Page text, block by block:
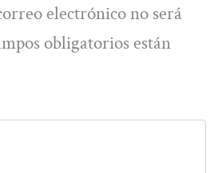
electrónico no será
obligatorios están